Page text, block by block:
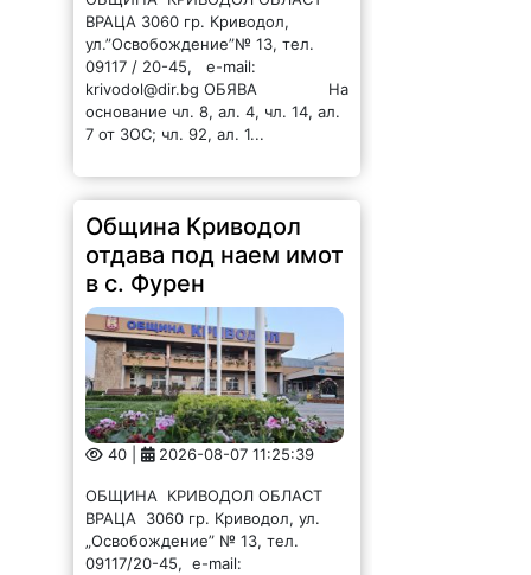
ВРАЦА 3060 гр. Криводол,
ул.”Освобождение”№ 13, тел.
09117 / 20-45, e-mail:
krivodol@dir.bg ОБЯВА На
основание чл. 8, ал. 4, чл. 14, ал.
7 от ЗОС; чл. 92, ал. 1...
Община Криводол
отдава под наем имот
в с. Фурен
40 | 2026-08-07 11:25:39
ОБЩИНА КРИВОДОЛ ОБЛАСТ
ВРАЦА 3060 гр. Криводол, ул.
„Освобождение” № 13, тел.
09117/20-45, e-mail: